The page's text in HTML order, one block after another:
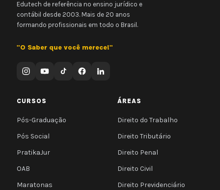
Edutech de referência no ensino jurídico e
contábil desde 2003. Mais de 20 anos
formando profissionais em todo o Brasil.
"O Saber que você merece!"
CURSOS
Pós-Graduação
Pós Social
PratikaJur
OAB
Maratonas
ÁREAS
Direito do Trabalho
Direito Tributário
Direito Penal
Direito Civil
Direito Previdenciário